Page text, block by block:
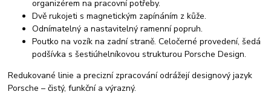
organizérem na pracovní potřeby.
Dvě rukojeti s magnetickým zapínáním z kůže.
Odnímatelný a nastavitelný ramenní popruh.
Poutko na vozík na zadní straně. Celočerné provedení, šedá
podšívka s šestiúhelníkovou strukturou Porsche Design.
Redukované linie a precizní zpracování odrážejí designový jazyk
Porsche – čistý, funkční a výrazný.